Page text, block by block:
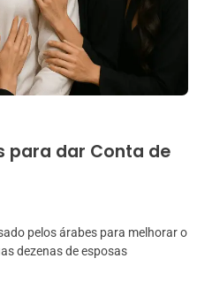
para dar Conta de
pelos árabes para melhorar o
dezenas de esposas